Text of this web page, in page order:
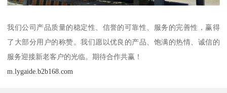
我们公司产品质量的稳定性、信誉的可靠性、服务的完善性，赢得
了大部分用户的称赞。我们愿以优良的产品、饱满的热情、诚信的
服务迎接新老客户的光临。期待合作共赢！
m.lygaide.b2b168.com